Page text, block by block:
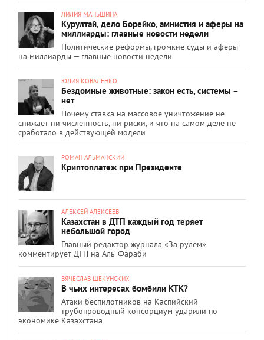
ЛИЛИЯ МАНЬШИНА
Курултай, дело Борейко, амнистия и аферы на
миллиарды: главные новости недели
Политические реформы, громкие суды и аферы
на миллиарды — главные новости недели
ЮЛИЯ КОВАЛЕНКО
Бездомные животные: закон есть, системы –
нет
Почему ставка на массовое уничтожение не
снижает ни численность, ни риски, и что на самом деле не
сработало в действующей модели
РОМАН АЛЬМАНСКИЙ
Криптоплатеж при Президенте
АЛЕКСЕЙ АЛЕКСЕЕВ
Казахстан в ДТП каждый год теряет
небольшой город
Главный редактор журнала «За рулём»
комментирует ДТП на Аль-Фараби
ВЯЧЕСЛАВ ЩЕКУНСКИХ
В чьих интересах бомбили КТК?
Атаки беспилотников на Каспийский
трубопроводный консорциум ударили по
экономике Казахстана